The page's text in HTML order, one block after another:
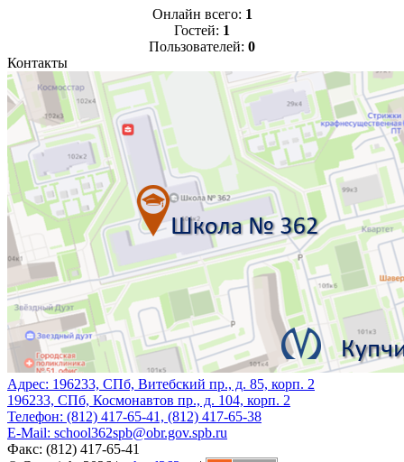
Онлайн всего: 1
Гостей: 1
Пользователей: 0
Контакты
Адрес: 196233, СПб, Витебский пр., д. 85, корп. 2
196233, СПб, Космонавтов пр., д. 104, корп. 2
Телефон: (812) 417-65-41, (812) 417-65-38
E-Mail: school362spb@obr.gov.spb.ru
Факс: (812) 417-65-41